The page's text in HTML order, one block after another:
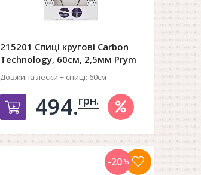
215201 Спиці кругові Carbon
Technology, 60см, 2,5мм Prym
Довжина лески + спиці: 60см
Добавить в корзину
494.грн.
-20%